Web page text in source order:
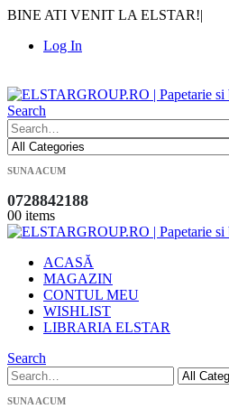
BINE ATI VENIT LA ELSTAR!|
Log In
Search
SUNA ACUM
0728842188
00 items
ACASĂ
MAGAZIN
CONTUL MEU
WISHLIST
LIBRARIA ELSTAR
Search
SUNA ACUM